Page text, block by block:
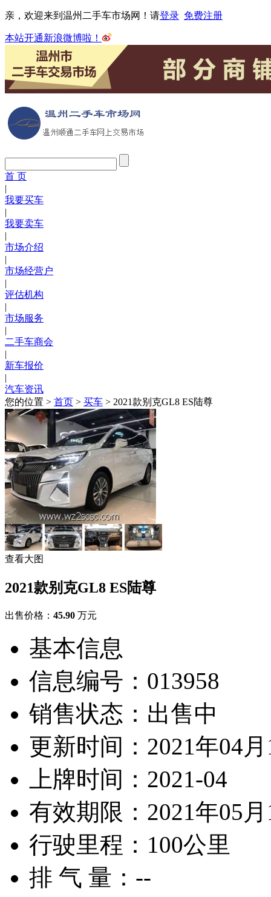
亲，欢迎来到温州二手车市场网！请登录 免费注册
本站开通新浪微博啦！
首 页
|
我要买车
|
我要卖车
|
市场介绍
|
市场经营户
|
评估机构
|
市场服务
|
二手车商会
|
新车报价
|
汽车资讯
您的位置 > 首页 > 买车 > 2021款别克GL8 ES陆尊
查看大图
2021款别克GL8 ES陆尊
出售价格： 45.90 万元
基本信息
信息编号：013958
销售状态： 出售中
更新时间： 2021年04
上牌时间： 2021-04
有效期限： 2021年05
行驶里程： 100公里
排 气 量： --